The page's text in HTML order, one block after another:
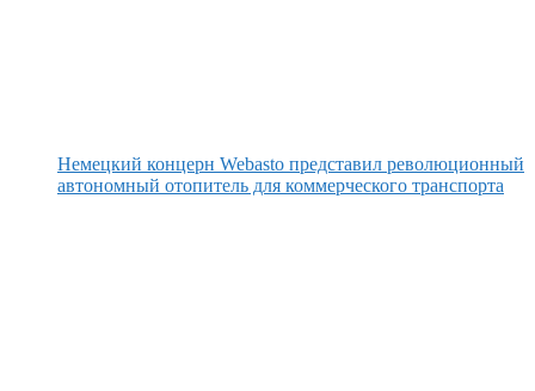
Немецкий концерн Webasto представил революционный
автономный отопитель для коммерческого транспорта